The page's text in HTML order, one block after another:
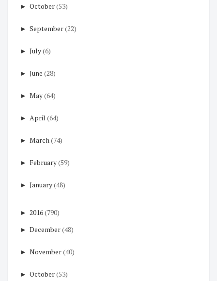
► October(53)
► September(22)
► July(6)
► June (28)
► May(64)
► April (64)
► March(74)
► February(59)
► January(48)
► 2016(790)
► December(48)
► November(40)
► October(53)